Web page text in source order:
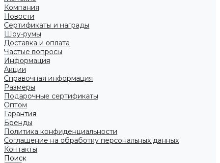
Компания
Новости
Сертификаты и награды
Шоу-румы
Доставка и оплата
Частые вопросы
Информация
Акции
Справочная информация
Размеры
Подарочные сертификаты
Оптом
Гарантия
Бренды
Политика конфиденциальности
Соглашение на обработку персональных данных
Контакты
Поиск